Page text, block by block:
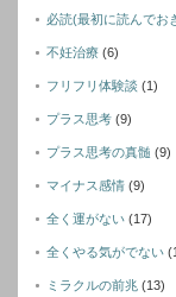
必読(最初に読んでお
不妊治療 (6)
フリフリ体験談 (1)
プラス思考 (9)
プラス思考の真髄 (9)
マイナス感情 (9)
全く運がない (17)
全くやる気がでない
ミラクルの前兆 (13)